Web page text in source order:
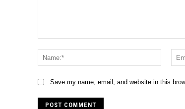
Name:*
Save my name, email, and website in this